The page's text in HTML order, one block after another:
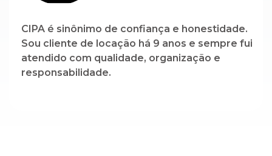
CIPA é sinônimo de confiança e honestidade.
Sou cliente de locação há 9 anos e sempre fui
atendido com qualidade, organização e
responsabilidade.